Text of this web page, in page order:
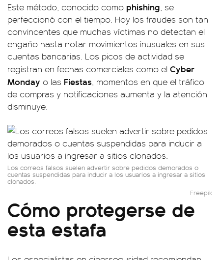
Este método, conocido como phishing, se
perfeccionó con el tiempo. Hoy los fraudes son tan
convincentes que muchas víctimas no detectan el
engaño hasta notar movimientos inusuales en sus
cuentas bancarias. Los picos de actividad se
registran en fechas comerciales como el Cyber
Monday o las Fiestas, momentos en que el tráfico
de compras y notificaciones aumenta y la atención
disminuye.
Los correos falsos suelen advertir sobre pedidos demorados o
cuentas suspendidas para inducir a los usuarios a ingresar a sitios
clonados.
Freepik
Cómo protegerse de
esta estafa